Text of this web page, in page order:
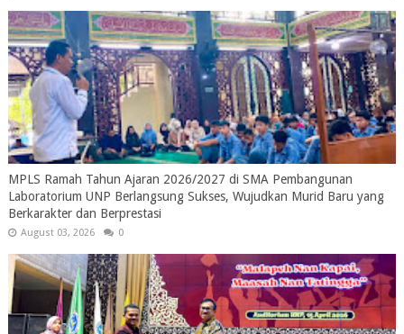
MPLS Ramah Tahun Ajaran 2026/2027 di SMA Pembangunan
Laboratorium UNP Berlangsung Sukses, Wujudkan Murid Baru yang
Berkarakter dan Berprestasi
August 03, 2026 0